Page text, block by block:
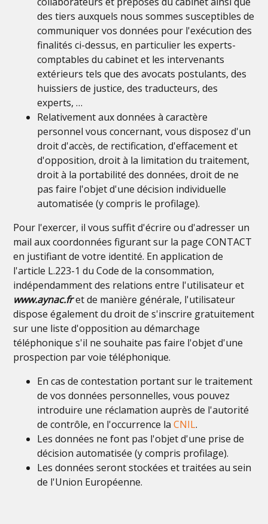
des tiers auxquels nous sommes susceptibles de
communiquer vos données pour l'exécution des
finalités ci-dessus, en particulier les experts-
comptables du cabinet et les intervenants
extérieurs tels que des avocats postulants, des
huissiers de justice, des traducteurs, des
experts, …
Relativement aux données à caractère
personnel vous concernant, vous disposez d'un
droit d'accès, de rectification, d'effacement et
d'opposition, droit à la limitation du traitement,
droit à la portabilité des données, droit de ne
pas faire l'objet d'une décision individuelle
automatisée (y compris le profilage).
Pour l'exercer, il vous suffit d'écrire ou d'adresser un
mail aux coordonnées figurant sur la page CONTACT
en justifiant de votre identité. En application de
l'article L.223-1 du Code de la consommation,
indépendamment des relations entre l'utilisateur et
www.aynac.fret de manière générale, l'utilisateur
dispose également du droit de s'inscrire gratuitement
sur une liste d'opposition au démarchage
téléphonique s'il ne souhaite pas faire l'objet d'une
prospection par voie téléphonique.
En cas de contestation portant sur le traitement
de vos données personnelles, vous pouvez
introduire une réclamation auprès de l'autorité
de contrôle, en l'occurrence laCNIL.
Les données ne font pas l'objet d'une prise de
décision automatisée (y compris profilage).
Les données seront stockées et traitées au sein
de l'Union Européenne.